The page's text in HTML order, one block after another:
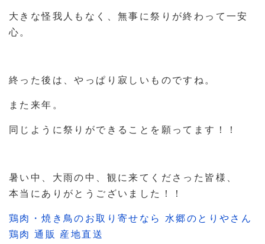
大きな怪我人もなく、無事に祭りが終わって一安
心。
終った後は、やっぱり寂しいものですね。
また来年。
同じように祭りができることを願ってます！！
暑い中、大雨の中、観に来てくださった皆様、
本当にありがとうございました！！
鶏肉・焼き鳥のお取り寄せなら 水郷のとりやさん
鶏肉 通販 産地直送